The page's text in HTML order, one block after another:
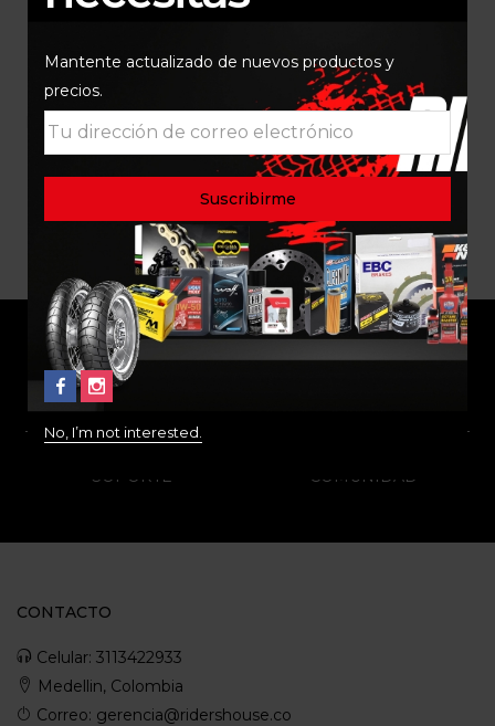
RETEN Y GUARDAPOLVO
TELESCOPICO VERDE
Mantente actualizado de nuevos productos y
precios.
No, I’m not interested.
ENVÍO RAPIDO Y
SEGURO
SOPORTE COMUNIDAD
CONTACTO
Celular: 3113422933
Medellin, Colombia
Correo: gerencia@ridershouse.co